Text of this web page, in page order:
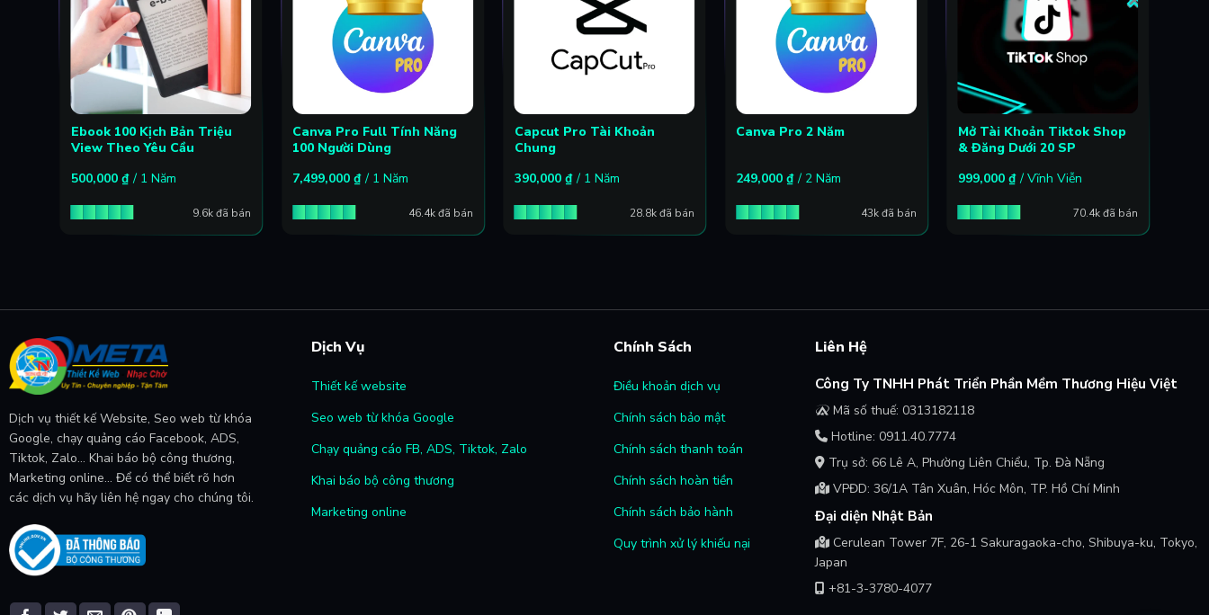
Ebook 100 Kịch Bản Triệu
View Theo Yêu Cầu
500,000 ₫ / 1 Năm
9.6k đã bán
Canva Pro Full Tính Năng
100 Người Dùng
7,499,000₫ / 1 Năm
46.4k đã bán
Capcut Pro Tài Khoản
Chung
390,000 ₫ / 1 Năm
28.8k đã bán
Canva Pro 2 Năm
249,000₫ / 2 Năm
43k đã bán
Mở Tài Khoản Tiktok Shop
& Đăng Dưới 20 SP
999,000 ₫ / Vĩnh Viễn
70.4k đã bán
Dịch vụ thiết kế Website, Seo web từ khóa
Google, chạy quảng cáo Facebook, ADS,
Tiktok, Zalo... Khai báo bộ công thương,
Marketing online... Để có thể biết rõ hơn
các dịch vụ hãy liên hệ ngay cho chúng tôi.
Dịch Vụ
Thiết kế website
Seo web từ khóa Google
Chạy quảng cáo FB, ADS, Tiktok, Zalo
Khai báo bộ công thương
Marketing online
Chính Sách
Điều khoản dịch vụ
Chính sách bảo mật
Chính sách thanh toán
Chính sách hoàn tiền
Chính sách bảo hành
Quy trình xử lý khiếu nại
Liên Hệ
Công Ty TNHH Phát Triển Phần Mềm Thương Hiệu Việt
Mã số thuế: 0313182118
Hotline: 0911.40.7774
Trụ sở: 66 Lê A, Phường Liên Chiểu, Tp. Đà Nẵng
VPĐD: 36/1A Tân Xuân, Hóc Môn, TP. Hồ Chí Minh
Đại diện Nhật Bản
Cerulean Tower 7F, 26-1 Sakuragaoka-cho, Shibuya-ku, Tokyo,
Japan
+81-3-3780-4077